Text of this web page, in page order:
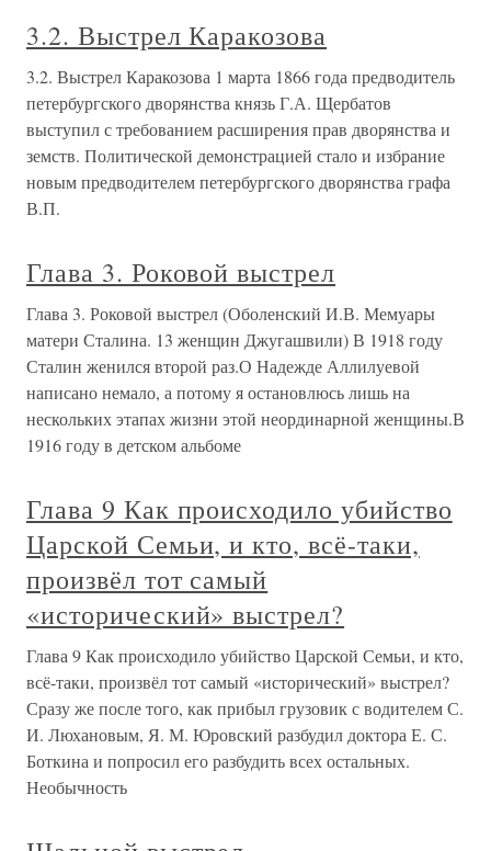
3.2. Выстрел Каракозова
3.2. Выстрел Каракозова 1 марта 1866 года предводитель
петербургского дворянства князь Г.А. Щербатов
выступил с требованием расширения прав дворянства и
земств. Политической демонстрацией стало и избрание
новым предводителем петербургского дворянства графа
В.П.
Глава 3. Роковой выстрел
Глава 3. Роковой выстрел (Оболенский И.В. Мемуары
матери Сталина. 13 женщин Джугашвили) В 1918 году
Сталин женился второй раз.О Надежде Аллилуевой
написано немало, а потому я остановлюсь лишь на
нескольких этапах жизни этой неординарной женщины.В
1916 году в детском альбоме
Глава 9 Как происходило убийство
Царской Семьи, и кто, всё-таки,
произвёл тот самый
«исторический» выстрел?
Глава 9 Как происходило убийство Царской Семьи, и кто,
всё-таки, произвёл тот самый «исторический» выстрел?
Сразу же после того, как прибыл грузовик с водителем С.
И. Люхановым, Я. М. Юровский разбудил доктора Е. С.
Боткина и попросил его разбудить всех остальных.
Необычность